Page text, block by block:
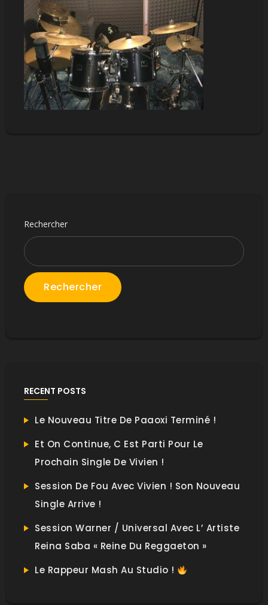
Rechercher
Rechercher
RECENT POSTS
Le Nouveau Titre De Paaoxi Terminé !
Et On Continue, C Est Parti Pour Le
Prochain Single De Vivien !
Session De Fou Avec Vivien ! Son Nouveau
Single Arrive !
Session Warner / Universal Avec L’ Artiste
Reina Saba « Reine Du Reggaeton »
Le Rappeur Mash Au Studio !